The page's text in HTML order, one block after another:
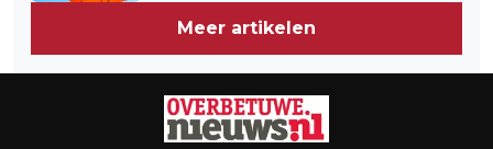
Meer artikelen